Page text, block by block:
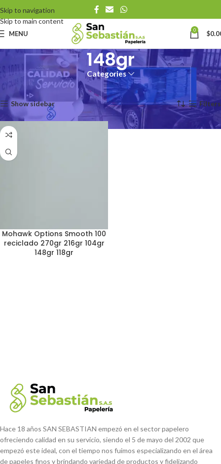
Skip to navigation
Skip to main content
MENU 0 $
148gr
Categories
Productos Cartulina Gramaje 148grMostrando el único resultado
Show sidebar Filters
Mohawk Options Smooth 100
reciclado 270gr 216gr 104gr
148gr 118gr
Hace 18 años SAN SEBASTIAN empezó en el sector papelero
ofreciendo calidad en su servicio, siendo el 5 de mayo del 2002 que
empezó este ideal, con el tiempo nos fuimos especializando en el área
de papeles finos y brindando variedad de productos y fidelizando